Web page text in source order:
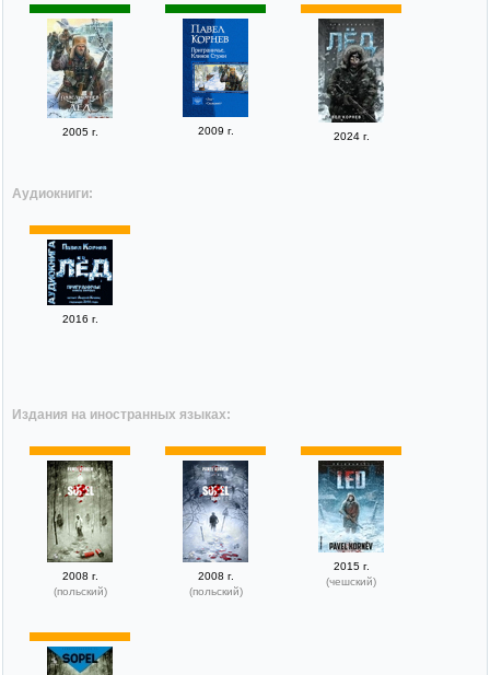
2005 г. 2009 г. 2024 г.
Аудиокниги:
2016 г.
Издания на иностранных языках:
2008 г.
(польский)
2008 г.
(польский)
2015 г.
(чешский)